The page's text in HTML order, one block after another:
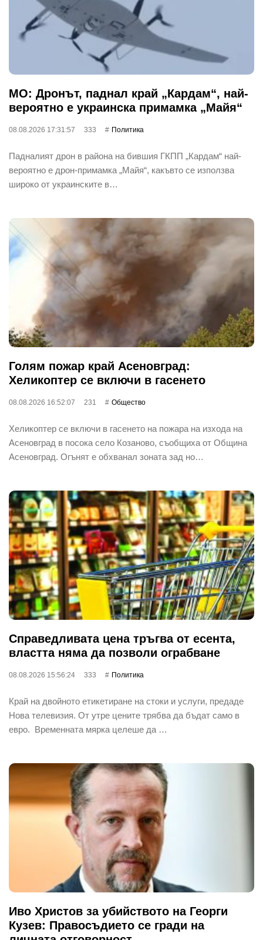
МО: Дронът, паднал край „Кардам“, най-
вероятно е украинска примамка „Майя“
08.08.2026 17:31:57 333 Политика
Падналият дрон в района на бившия ГКПП „Кардам“ най-
вероятно е дрон-примамка „Майя“, какъвто се използва
широко от украинските в…
Голям пожар край Асеновград:
Хеликоптер се включи в гасенето
08.08.2026 16:52:07 231 Общество
Хеликоптер се включи в гасенето на пожара на изхода на
Асеновград в посока село Козаново, съобщиха от Община
Асеновград. Огънят е обхванал зоната зад но…
Справедливата цена тръгва от есента,
властта няма да позволи ограбване
08.08.2026 15:56:24 333 Политика
Край на двойното етикетиране на стоки и услуги, предаде
Нова телевизия. От утре цените трябва да бъдат само в
евро. Временната мярка целеше да …
Иво Христов за убийството на Георги
Кузев: Правосъдието се гради на